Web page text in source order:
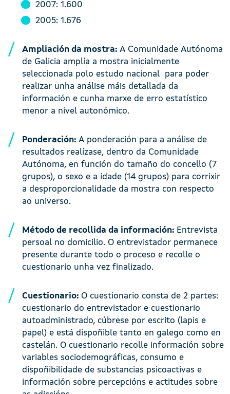
2007: 1.600
2005: 1.676
Ampliación da mostra:A Comunidade Autónoma
de Galicia amplía a mostra inicialmente
seleccionada polo estudo nacional para poder
realizar unha análise máis detallada da
información e cunha marxe de erro estatístico
menor a nivel autonómico.
Ponderación:A ponderación para a análise de
resultados realízase, dentro da Comunidade
Autónoma, en función do tamaño do concello (7
grupos), o sexo e a idade (14 grupos) para corrixir
a desproporcionalidade da mostra con respecto
ao universo.
Método de recollida da información: Entrevista
persoal no domicilio. O entrevistador permanece
presente durante todo o proceso e recolle o
cuestionario unha vez finalizado.
Cuestionario: O cuestionario consta de 2 partes:
cuestionario do entrevistador e cuestionario
autoadministrado, cúbrese por escrito (lapis e
papel) e está dispoñible tanto en galego como en
castelán. O cuestionario recolle información sobre
variables sociodemográficas, consumo e
dispoñibilidade de substancias psicoactivas e
información sobre percepcións e actitudes sobre